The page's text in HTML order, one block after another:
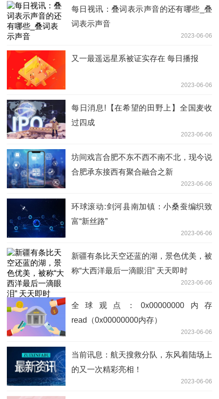
每日视讯：叠词表示声音的还有哪些_叠
词表示声音
2023-06-06
又一最遥远星系被证实存在 每日播报
2023-06-06
每日消息!【在希望的田野上】全国麦收
过四成
2023-06-06
坊间戏言合肥不东不西不南不北，现今说
合肥承东接西有聚合融合之新
2023-06-06
环球滚动:剑河县南加镇：小桑蚕编织致
富“新丝路”
2023-06-06
新疆有条比天空还蓝的湖，景色优美，被
称“大西洋最后一滴眼泪” 天天即时
2023-06-06
全球观点：0x00000000内存
read（0x00000000内存）
2023-06-06
当前讯息：航天搜救分队，东风着陆场上
的又一次精彩亮相！
2023-06-06